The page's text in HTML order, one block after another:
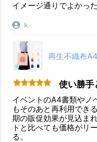
イメージ通りでよかった
ｋ
再生不織布
使い勝手
イベントのA4書類やノ
もそのあと再利用でき
期の販促効果が見込ま
トと比べても価格がリ
る。